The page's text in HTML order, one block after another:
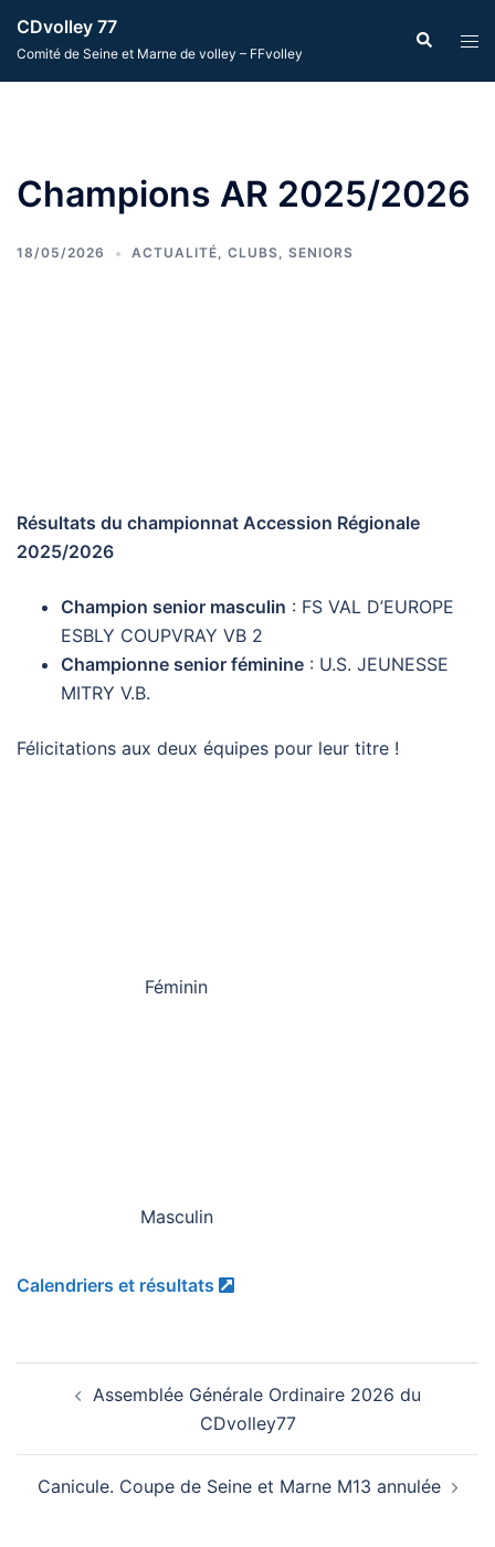
CDvolley 77
Comité de Seine et Marne de volley – FFvolley
Champions AR 2025/2026
18/05/2026 ACTUALITÉ, CLUBS, SENIORS
Résultats du championnat Accession Régionale
2025/2026
Champion senior masculin : FS VAL D’EUROPE
ESBLY COUPVRAY VB 2
Championne senior féminine : U.S. JEUNESSE
MITRY V.B.
Félicitations aux deux équipes pour leur titre !
Féminin
Masculin
Calendriers et résultats
d’articleAssemblée Générale Ordinaire 2026 du
CDvolley77
Canicule. Coupe de Seine et Marne M13 annulée